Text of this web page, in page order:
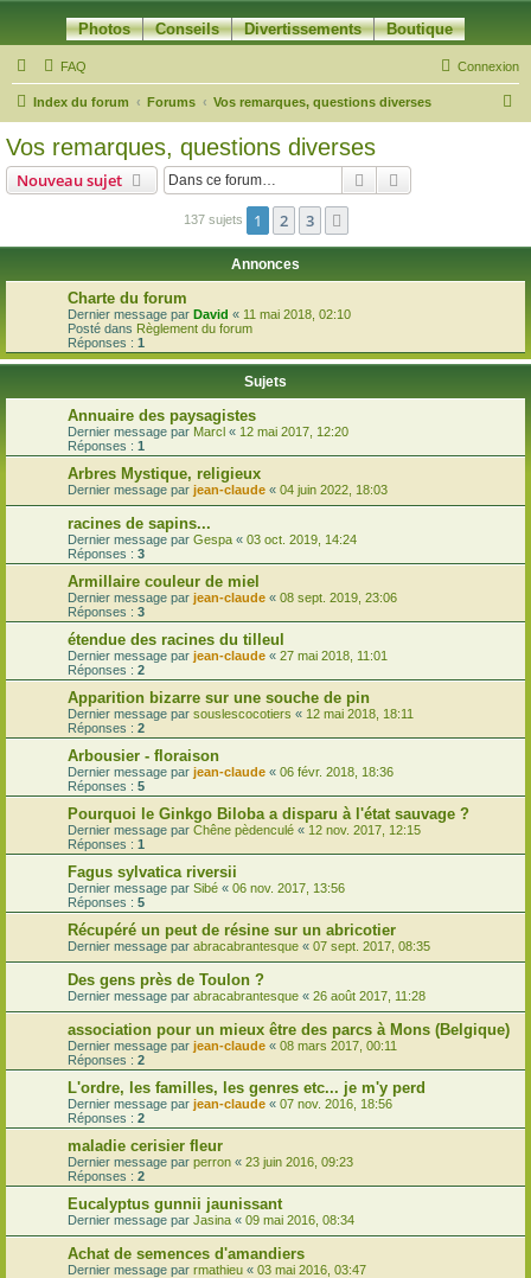
Photos Conseils Divertissements Boutique
FAQ Connexion
Index du forum Forums Vos remarques, questions diverses
r
Vos remarques, questions diverses
Nouveau sujet Rechercher
137 sujets 1 2 3
Annonces
Charte du forum
Dernier message par David « 11 mai 2018, 02:10
Posté dans Règlement du forum
Réponses : 1
Sujets
Annuaire des paysagistes
Dernier message par Marcl « 12 mai 2017, 12:20
Réponses : 1
Arbres Mystique, religieux
Dernier message par jean-claude « 04 juin 2022, 18:03
racines de sapins...
Dernier message par Gespa « 03 oct. 2019, 14:24
Réponses : 3
Armillaire couleur de miel
Dernier message par jean-claude « 08 sept. 2019, 23:06
Réponses : 3
étendue des racines du tilleul
Dernier message par jean-claude « 27 mai 2018, 11:01
Réponses : 2
Apparition bizarre sur une souche de pin
Dernier message par souslescocotiers « 12 mai 2018, 18:11
Réponses : 2
Arbousier - floraison
Dernier message par jean-claude « 06 févr. 2018, 18:36
Réponses : 5
Pourquoi le Ginkgo Biloba a disparu à l'état sauvage ?
Dernier message par Chêne pèdenculé « 12 nov. 2017, 12:15
Réponses : 1
Fagus sylvatica riversii
Dernier message par Sibé « 06 nov. 2017, 13:56
Réponses : 5
Récupéré un peut de résine sur un abricotier
Dernier message par abracabrantesque « 07 sept. 2017, 08:35
Des gens près de Toulon ?
Dernier message par abracabrantesque « 26 août 2017, 11:28
association pour un mieux être des parcs à Mons (Belgique)
Dernier message par jean-claude « 08 mars 2017, 00:11
Réponses : 2
L'ordre, les familles, les genres etc... je m'y perd
Dernier message par jean-claude « 07 nov. 2016, 18:56
Réponses : 2
maladie cerisier fleur
Dernier message par perron « 23 juin 2016, 09:23
Réponses : 2
Eucalyptus gunnii jaunissant
Dernier message par Jasina « 09 mai 2016, 08:34
Achat de semences d'amandiers
Dernier message par rmathieu « 03 mai 2016, 03:47